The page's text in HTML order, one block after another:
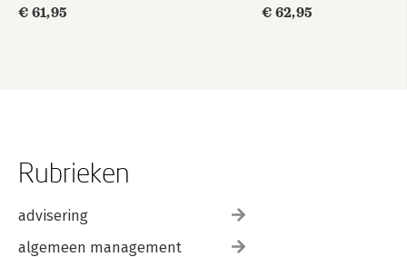
€ 61,95
€ 62,95
Rubrieken
advisering
algemeen management